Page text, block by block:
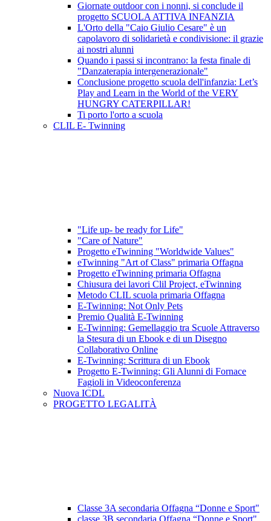
Giornate outdoor con i nonni, si conclude il
progetto SCUOLA ATTIVA INFANZIA
L'Orto della "Caio Giulio Cesare" è un
capolavoro di solidarietà e condivisione: il grazie
ai nostri alunni
Quando i passi si incontrano: la festa finale di
"Danzaterapia intergenerazionale"
Conclusione progetto scuola dell'infanzia: Let’s
Play and Learn in the World of the VERY
HUNGRY CATERPILLAR!
Ti porto l'orto a scuola
CLIL E- Twinning
"Life up- be ready for Life"
"Care of Nature"
Progetto eTwinning "Worldwide Values"
eTwinning "Art of Class" primaria Offagna
Progetto eTwinning primaria Offagna
Chiusura dei lavori Clil Project, eTwinning
Metodo CLIL scuola primaria Offagna
E-Twinning: Not Only Pets
Premio Qualità E-Twinning
E-Twinning: Gemellaggio tra Scuole Attraverso
la Stesura di un Ebook e di un Disegno
Collaborativo Online
E-Twinning: Scrittura di un Ebook
Progetto E-Twinning: Gli Alunni di Fornace
Fagioli in Videoconferenza
Nuova ICDL
PROGETTO LEGALITÀ
Classe 3A secondaria Offagna “Donne e Sport"